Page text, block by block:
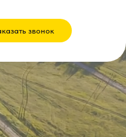
звонок